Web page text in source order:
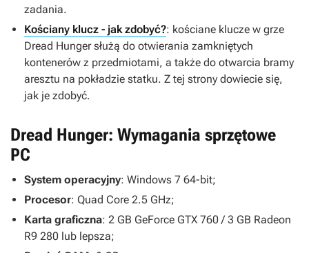
zadania.
Kościany klucz - jak zdobyć?: kościane klucze w grze
Dread Hungersłużą do otwierania zamkniętych
kontenerów z przedmiotami, a także do otwarcia bramy
aresztu na pokładzie statku. Z tej strony dowiecie się,
jak je zdobyć.
Dread Hunger: Wymagania sprzętowe
PC
System operacyjny: Windows 7 64-bit;
Procesor: Quad Core 2.5 GHz;
Karta graficzna: 2 GB GeForce GTX 760 / 3 GB Radeon
R9 280 lub lepsza;